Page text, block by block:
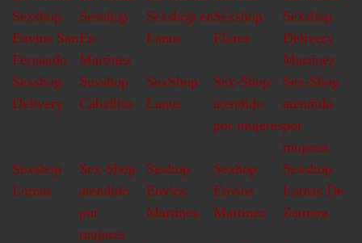
Sexshop
Envios San
Fernando
Sexshop
En
Martinez
Sexshop en
Lanus
Sexshop
Flores
Sexshop
Delivery
Martinez
Sexshop
Delivery
Sexshop
Caballito
SexShop
Lanus
Sex-Shop
atendido
por mujeres
Sex-Shop
atendido
por
mujeres
Sexshop
Lomas
Sex-Shop
atendido
por
mujeres
Sexhop
Envios
Martinez
Sexhop
Envios
Martinez
Sexshop
Lomas De
Zamora